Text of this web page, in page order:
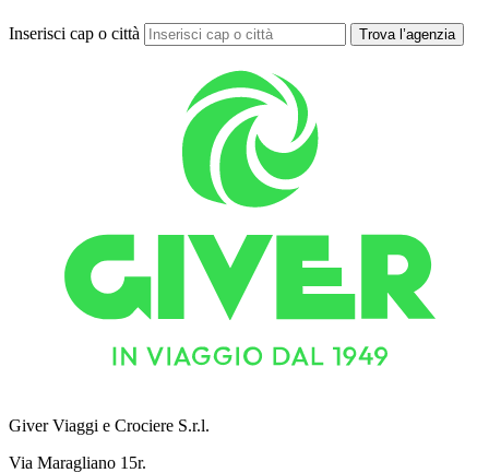
Inserisci cap o città Trova l’agenzia
Giver Viaggi e Crociere S.r.l.
Via Maragliano 15r.